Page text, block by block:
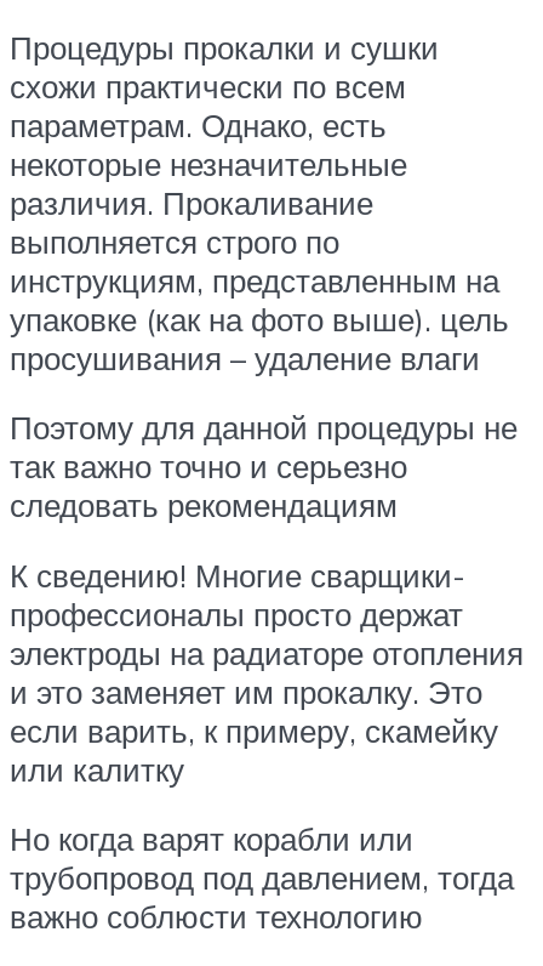
Процедуры прокалки и сушки
схожи практически по всем
параметрам. Однако, есть
некоторые незначительные
различия. Прокаливание
выполняется строго по
инструкциям, представленным на
упаковке (как на фото выше). цель
просушивания – удаление влаги
Поэтому для данной процедуры не
так важно точно и серьезно
следовать рекомендациям
К сведению! Многие сварщики-
профессионалы просто держат
электроды на радиаторе отопления
и это заменяет им прокалку. Это
если варить, к примеру, скамейку
или калитку
Но когда варят корабли или
трубопровод под давлением, тогда
важно соблюсти технологию